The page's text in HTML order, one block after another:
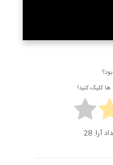
ها کلیک کنید!
28